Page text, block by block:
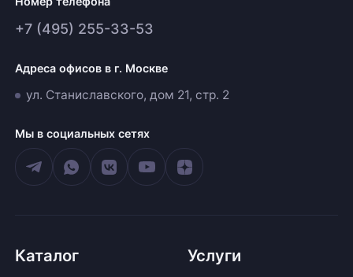
+7 (495) 255-33-53
Адреса офисов в г. Москве
ул. Станиславского, дом 21, стр. 2
Мы в социальных сетях
Каталог Услуги